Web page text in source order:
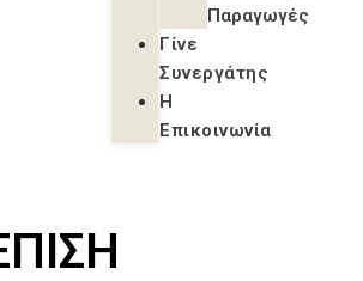
Παραγωγές
Γίνε
Συνεργάτης
Η
Επικοινωνία